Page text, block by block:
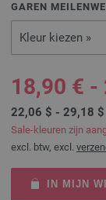
GAREN
Kleur kiezen »
18,90 € -
22,06 $ - 29,18 $
Sale-kleuren zijn
excl. btw, excl.
IN MIJN